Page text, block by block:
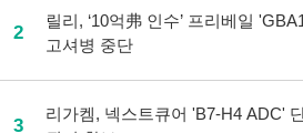
2
릴리, ‘10억弗 인수’ 프리베일
고셔병 중단
3
리가켐, 넥스트큐어 'B7-H4 ADC'